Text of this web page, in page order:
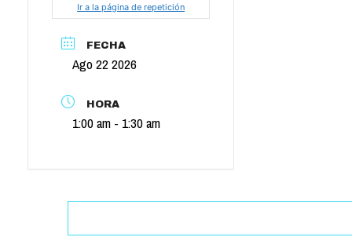
Ir a la página de repetición
FECHA
Ago 22 2026
HORA
1:00 am - 1:30 am